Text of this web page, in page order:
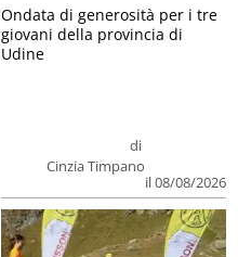
di
Cinzia Timpano
il 08/08/2026
Ondata di generosità per i tre
giovani della provincia di
Udine